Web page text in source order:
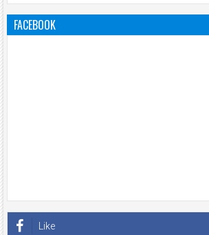
FACEBOOK
Like